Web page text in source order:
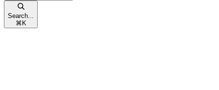
Search...
⌘ K